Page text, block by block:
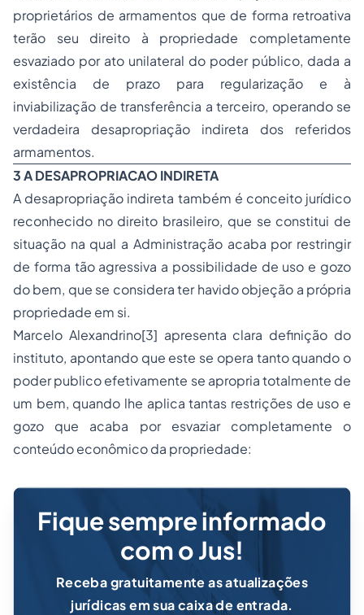
proprietários de armamentos que de forma retroativa
terão seu direito à propriedade completamente
esvaziado por ato unilateral do poder público, dada a
existência de prazo para regularização e à
inviabilização de transferência a terceiro, operando se
verdadeira desapropriação indireta dos referidos
armamentos.
3 A DESAPROPRIACAO INDIRETA
A desapropriação indireta também é conceito jurídico
reconhecido no direito brasileiro, que se constitui de
situação na qual a Administração acaba por restringir
de forma tão agressiva a possibilidade de uso e gozo
do bem, que se considera ter havido objeção a própria
propriedade em si.
Marcelo Alexandrino[3] apresenta clara definição do
instituto, apontando que este se opera tanto quando o
poder publico efetivamente se apropria totalmente de
um bem, quando lhe aplica tantas restrições de uso e
gozo que acaba por esvaziar completamente o
conteúdo econômico da propriedade:
Fique sempre informado
com o Jus!
Receba gratuitamente as atualizações
jurídicas em sua caixa de entrada.